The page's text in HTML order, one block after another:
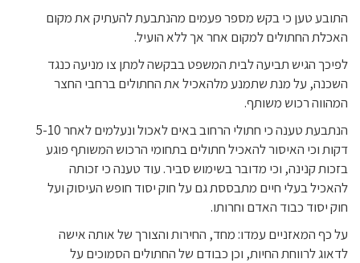
התובע טען כי בקש מספר פעמים מהנתבעת להעתיק את מקום
האכלת החתולים למקום אחר אך ללא הועיל.
לפיכך הגיש תביעה לבית המשפט בבקשה למתן צו מניעה כנגד
השכנה, על מנת שתמנע מלהאכיל את החתולים ברחבי החצר
המהווה רכוש משותף.
הנתבעת טענה כי חתולי הרחוב באים לאכול ונעלמים לאחר 5-10
דקות וכי האיסור להאכיל חתולים בתחומי הרכוש המשותף פוגע
בזכות קנינה, וכי מדובר בשימוש סביר. עוד טענה כי זכותה
להאכיל בעלי חיים מתבססת גם על חוק יסוד חופש העיסוק ועל
חוק יסוד כבוד האדם וחרותו.
על כף המאזניים עמדו: מחד, החירות והצורך של אותה אישה
לדאוג לרווחת החיות, וכן כבודם של החתולים הסמוכים על